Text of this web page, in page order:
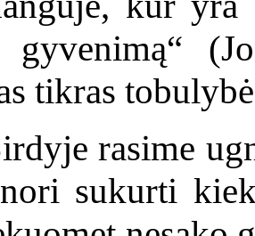
gyvenimą“
tikras
rasime
sukurti